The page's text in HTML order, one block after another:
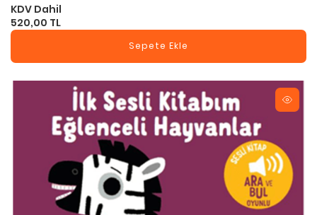
KDV Dahil
520,00 TL
Sepete Ekle